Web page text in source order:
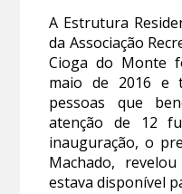
A Estrutura
da Associação
Cioga do Monte
maio de 2016 e
pessoas que
atenção de 12
inauguração, o
Machado,
estava disponível